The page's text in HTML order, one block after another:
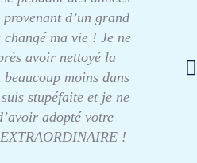
d’un grand
ma vie ! Je ne
avoir nettoyé la
moins dans
stupéfaite et je ne
adopté votre
!